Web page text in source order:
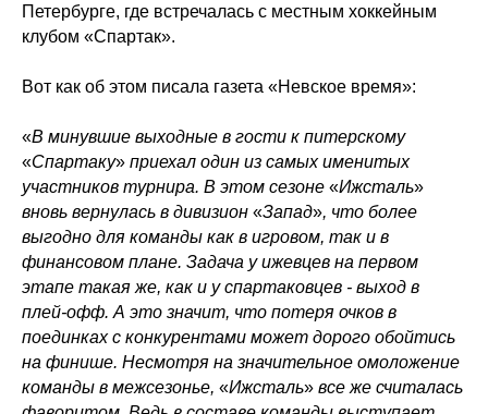
Петербурге, где встречалась с местным хоккейным
клубом «Cпартак».
Вот как об этом писала газета «Невское время»:
«В минувшие выходные в гости к питерскому
«Спартаку» приехал один из самых именитых
участников турнира. В этом сезоне «Ижсталь»
вновь вернулась в дивизион «Запад», что более
выгодно для команды как в игровом, так и в
финансовом плане. Задача у ижевцев на первом
этапе такая же, как и у спартаковцев - выход в
плей-офф. А это значит, что потеря очков в
поединках с конкурентами может дорого обойтись
на финише. Несмотря на значительное омоложение
команды в межсезонье, «Ижсталь» все же считалась